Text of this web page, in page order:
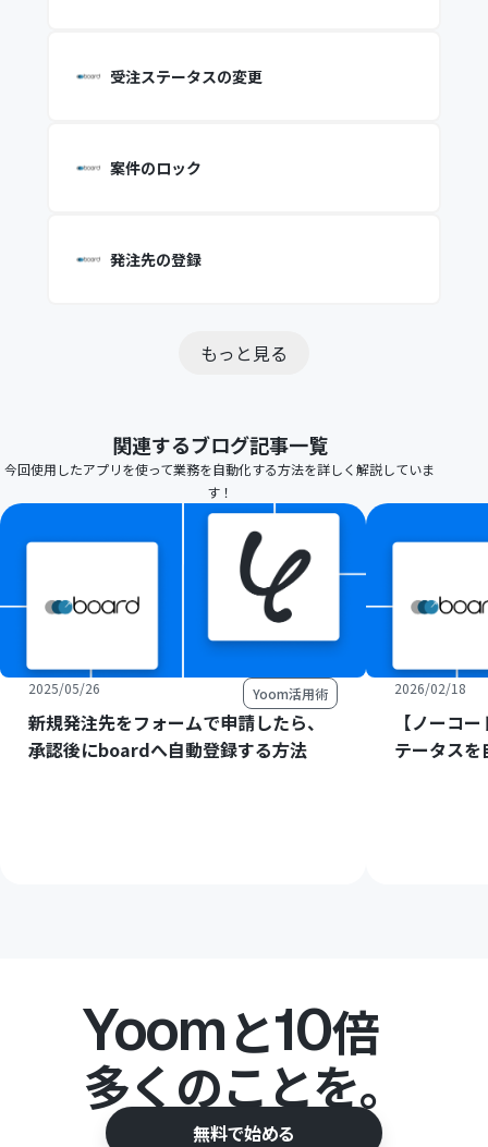
受注ステータスの変更
案件のロック
発注先の登録
もっと見る
関連するブログ記事一覧
今回使用したアプリを使って業務を自動化する方法を詳しく解説していま
す！
2025/05/26 Yoom活用術
新規発注先をフォームで申請したら、
承認後にboardへ自動登録する方法
2026/02/18
【ノーコ
テータス
Yoomと10倍
多くのことを。
無料で始める